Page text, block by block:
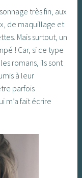
très fin, aux
de maquillage et
Mais surtout, un
! Car, si ce type
romans, ils sont
à leur
parfois
m’a fait écrire